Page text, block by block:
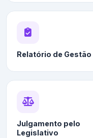
Relatório de Gestão
Julgamento pelo
Legislativo